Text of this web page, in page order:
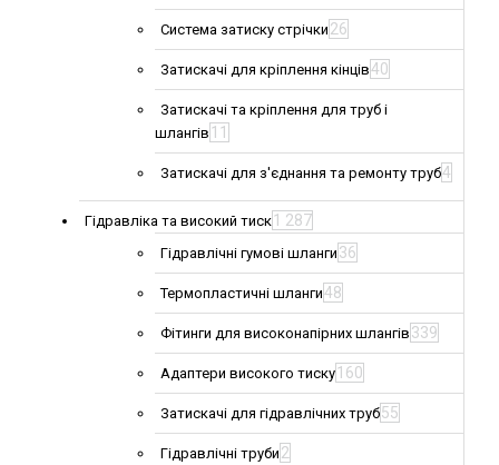
Система затиску стрічки 26
Затискачі для кріплення кінців40
Затискачі та кріплення для труб і
шлангів 11
Затискачі для з'єднання та ремонту труб4
Гідравліка та високий тиск 1 287
Гідравлічні гумові шланги 36
Термопластичні шланги48
Фітинги для високонапірних шлангів 339
Адаптери високого тиску 160
Затискачі для гідравлічних труб55
Гідравлічні труби 2